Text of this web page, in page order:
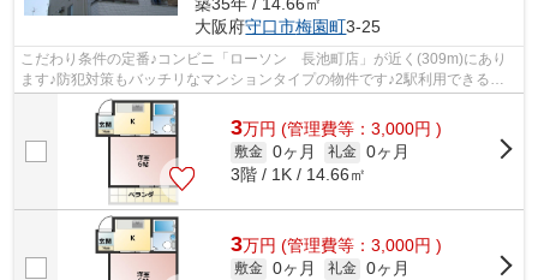
大阪府守口市梅園町3-25
こだわり条件の定番♪コンビニ「ローソン 長池町店」が近く(309m)にあり
ます♪防犯対策もバッチリなマンションタイプの物件です♪2駅利用できる立
地となっていて、アクセスが便利です♪駅...
3万円 (管理費等：3,000円 )
敷金 0ヶ月 礼金 0ヶ月
3階 / 1K / 14.66㎡
3万円 (管理費等：3,000円 )
敷金 0ヶ月 礼金 0ヶ月